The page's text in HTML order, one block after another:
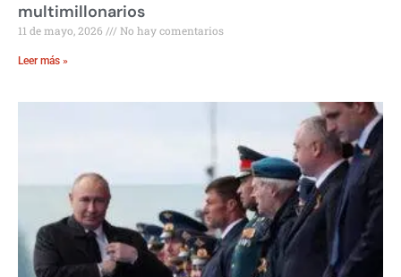
multimillonarios
11 de mayo, 2026 No hay comentarios
Leer más »